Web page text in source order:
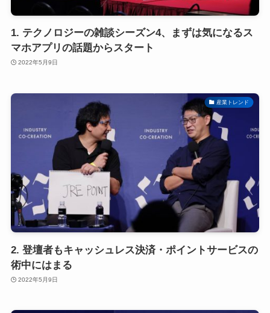
1. テクノロジーの雑談シーズン4、まずは気になるス
マホアプリの話題からスタート
2022年5月9日
産業トレンド
2. 登壇者もキャッシュレス決済・ポイントサービスの
術中にはまる
2022年5月9日